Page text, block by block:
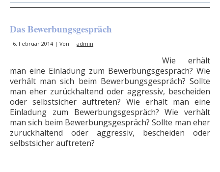
Das Bewerbungsgespräch
6. Februar 2014 | Von admin
Wie erhält
man eine Einladung zum Bewerbungsgespräch? Wie
verhält man sich beim Bewerbungsgespräch? Sollte
man eher zurückhaltend oder aggressiv, bescheiden
oder selbstsicher auftreten? Wie erhält man eine
Einladung zum Bewerbungsgespräch? Wie verhält
man sich beim Bewerbungsgespräch? Sollte man eher
zurückhaltend oder aggressiv, bescheiden oder
selbstsicher auftreten?